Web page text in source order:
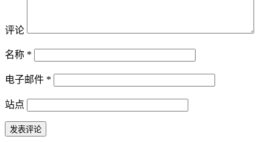
评论
名称 *
电子邮件 *
站点